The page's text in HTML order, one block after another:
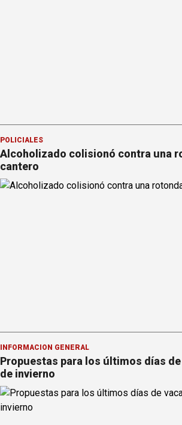
POLICIALES
Alcoholizado colisionó contra una
cantero
INFORMACION GENERAL
Propuestas para los últimos días
de invierno